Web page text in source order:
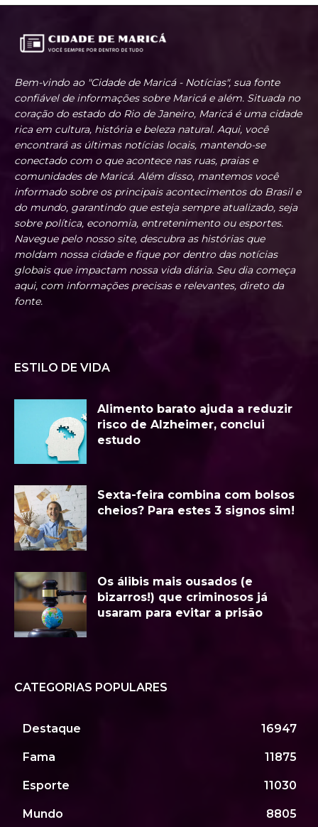
Bem-vindo ao "Cidade de Maricá - Notícias", sua fonte
confiável de informações sobre Maricá e além. Situada no
coração do estado do Rio de Janeiro, Maricá é uma cidade
rica em cultura, história e beleza natural. Aqui, você
encontrará as últimas notícias locais, mantendo-se
conectado com o que acontece nas ruas, praias e
comunidades de Maricá. Além disso, mantemos você
informado sobre os principais acontecimentos do Brasil e
do mundo, garantindo que esteja sempre atualizado, seja
sobre política, economia, entretenimento ou esportes.
Navegue pelo nosso site, descubra as histórias que
moldam nossa cidade e fique por dentro das notícias
globais que impactam nossa vida diária. Seu dia começa
aqui, com informações precisas e relevantes, direto da
fonte.
ESTILO DE VIDA
Alimento barato ajuda a reduzir
risco de Alzheimer, conclui
estudo
Sexta-feira combina com bolsos
cheios? Para estes 3 signos sim!
Os álibis mais ousados (e
bizarros!) que criminosos já
usaram para evitar a prisão
CATEGORIAS POPULARES
Destaque 16947
Fama 11875
Esporte 11030
Mundo 8805